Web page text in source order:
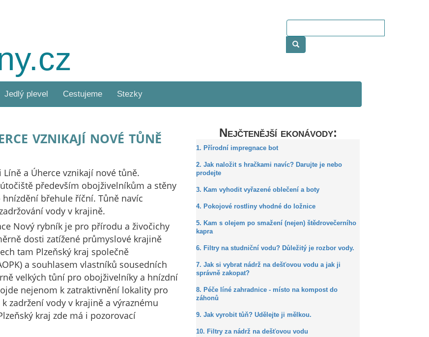
Jedlý plevel Cestujeme Stezky
vznikají nové tůně
Líně a Úherce vznikají nové tůně.
především obojživelníkům a stěny
břehule říční. Tůně navíc
vody v krajině.
Nový rybník je pro přírodu a živočichy
dosti zatížené průmyslové krajině
tam Plzeňský kraj společně
a souhlasem vlastníků sousedních
velkých tůní pro obojživelníky a hnízdní
nejenom k zatraktivnění lokality pro
zadržení vody v krajině a výraznému
kraj zde má i pozorovací
Nejčtenější ekonávody:
1. Přírodní impregnace bot
2. Jak naložit s hračkami navíc? Darujte je nebo
prodejte
3. Kam vyhodit vyřazené oblečení a boty
4. Pokojové rostliny vhodné do ložnice
5. Kam s olejem po smažení (nejen) štědrovečerního
kapra
6. Filtry na studniční vodu? Důležitý je rozbor vody.
7. Jak si vybrat nádrž na dešťovou vodu a jak ji
správně zakopat?
8. Péče líné zahradnice - místo na kompost do
záhonů
9. Jak vyrobit tůň? Udělejte ji mělkou.
10. Filtry za nádrž na dešťovou vodu